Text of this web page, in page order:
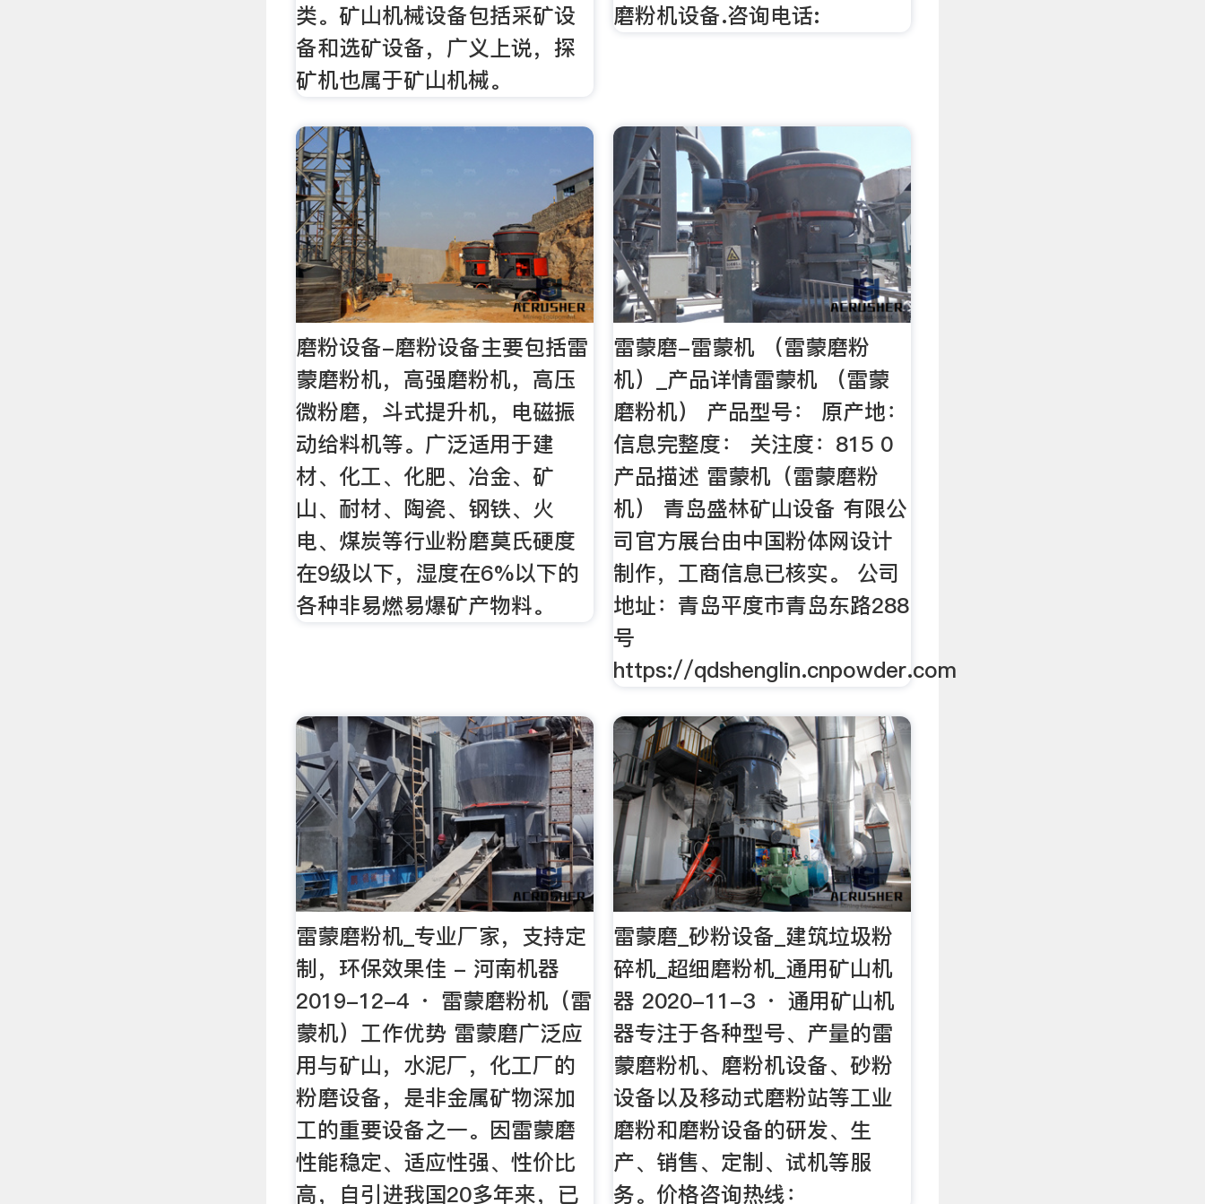
类。矿山机械设备包括采矿设
备和选矿设备，广义上说，探
矿机也属于矿山机械。
磨粉机设备.咨询电话:
磨粉设备-磨粉设备主要包括雷
蒙磨粉机，高强磨粉机，高压
微粉磨，斗式提升机，电磁振
动给料机等。广泛适用于建
材、化工、化肥、冶金、矿
山、耐材、陶瓷、钢铁、火
电、煤炭等行业粉磨莫氏硬度
在9级以下，湿度在6%以下的
各种非易燃易爆矿产物料。
雷蒙磨-雷蒙机 （雷蒙磨粉
机）_产品详情雷蒙机 （雷蒙
磨粉机） 产品型号： 原产地：
信息完整度： 关注度：815 0
产品描述 雷蒙机（雷蒙磨粉
机） 青岛盛林矿山设备 有限公
司官方展台由中国粉体网设计
制作，工商信息已核实。 公司
地址：青岛平度市青岛东路288
号
https://qdshenglin.cnpowder.com
雷蒙磨粉机_专业厂家，支持定
制，环保效果佳 - 河南机器
2019-12-4 · 雷蒙磨粉机（雷
蒙机）工作优势 雷蒙磨广泛应
用与矿山，水泥厂，化工厂的
粉磨设备，是非金属矿物深加
工的重要设备之一。因雷蒙磨
性能稳定、适应性强、性价比
高，自引进我国20多年来，已
雷蒙磨_砂粉设备_建筑垃圾粉
碎机_超细磨粉机_通用矿山机
器 2020-11-3 · 通用矿山机
器专注于各种型号、产量的雷
蒙磨粉机、磨粉机设备、砂粉
设备以及移动式磨粉站等工业
磨粉和磨粉设备的研发、生
产、销售、定制、试机等服
务。价格咨询热线：